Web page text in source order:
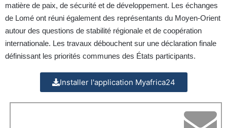
matière de paix, de sécurité et de développement. Les échanges
de Lomé ont réuni également des représentants du Moyen-Orient
autour des questions de stabilité régionale et de coopération
internationale. Les travaux débouchent sur une déclaration finale
définissant les priorités communes des États participants.
Installer l'application Myafrica24